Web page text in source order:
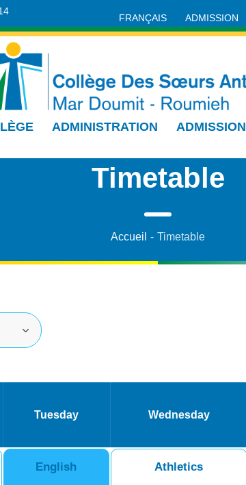
FRANÇAIS ADMISSION
ADMINISTRATION ADMISSION
Timetable
Accueil - Timetable
Tuesday Wednesday
English
Athletics